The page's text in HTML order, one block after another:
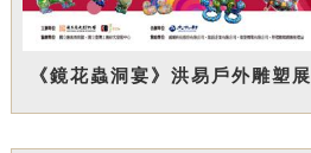
《鏡花蟲洞宴》洪易戶外雕塑展